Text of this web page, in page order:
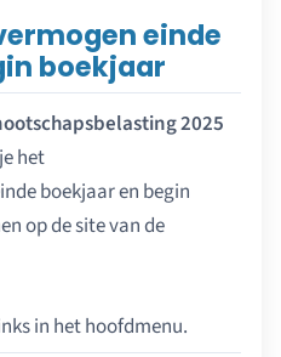
einde
boekjaar
2025
het
boekjaar en begin
op de site van de
in het hoofdmenu.